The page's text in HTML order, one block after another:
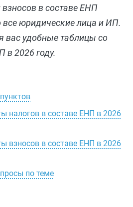
взносов в составе ЕНП
юридические лица и ИП.
вас удобные таблицы со
в 2026 году.
налогов в составе ЕНП в 2026
взносов в составе ЕНП в 2026
по теме